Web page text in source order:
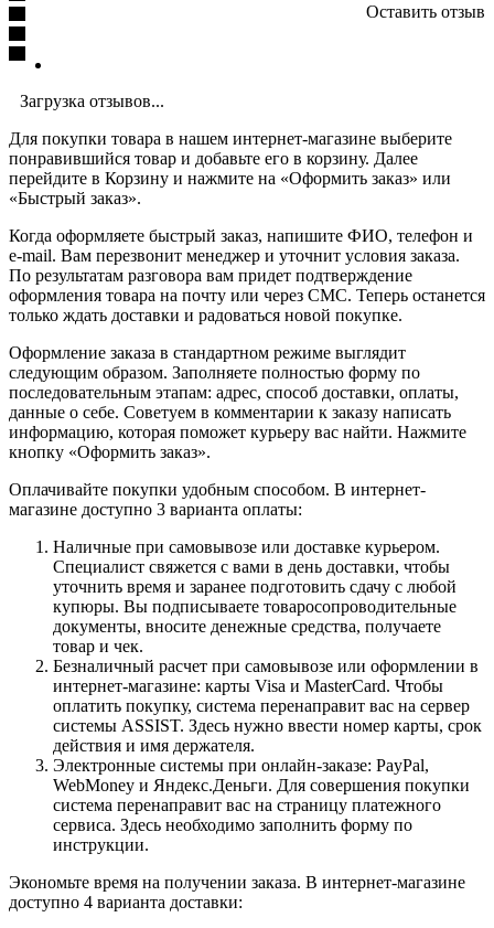
Оставить отзыв
Загрузка отзывов...
Для покупки товара в нашем интернет-магазине выберите
понравившийся товар и добавьте его в корзину. Далее
перейдите в Корзину и нажмите на «Оформить заказ» или
«Быстрый заказ».
Когда оформляете быстрый заказ, напишите ФИО, телефон и
e-mail. Вам перезвонит менеджер и уточнит условия заказа.
По результатам разговора вам придет подтверждение
оформления товара на почту или через СМС. Теперь останется
только ждать доставки и радоваться новой покупке.
Оформление заказа в стандартном режиме выглядит
следующим образом. Заполняете полностью форму по
последовательным этапам: адрес, способ доставки, оплаты,
данные о себе. Советуем в комментарии к заказу написать
информацию, которая поможет курьеру вас найти. Нажмите
кнопку «Оформить заказ».
Оплачивайте покупки удобным способом. В интернет-
магазине доступно 3 варианта оплаты:
Наличные при самовывозе или доставке курьером.
Специалист свяжется с вами в день доставки, чтобы
уточнить время и заранее подготовить сдачу с любой
купюры. Вы подписываете товаросопроводительные
документы, вносите денежные средства, получаете
товар и чек.
Безналичный расчет при самовывозе или оформлении в
интернет-магазине: карты Visa и MasterCard. Чтобы
оплатить покупку, система перенаправит вас на сервер
системы ASSIST. Здесь нужно ввести номер карты, срок
действия и имя держателя.
Электронные системы при онлайн-заказе: PayPal,
WebMoney и Яндекс.Деньги. Для совершения покупки
система перенаправит вас на страницу платежного
сервиса. Здесь необходимо заполнить форму по
инструкции.
Экономьте время на получении заказа. В интернет-магазине
доступно 4 варианта доставки: